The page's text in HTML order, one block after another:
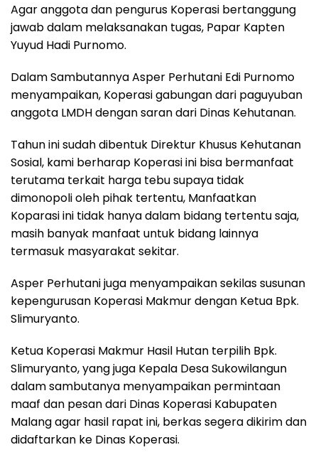
Agar anggota dan pengurus Koperasi bertanggung
jawab dalam melaksanakan tugas, Papar Kapten
Yuyud Hadi Purnomo.
Dalam Sambutannya Asper Perhutani Edi Purnomo
menyampaikan, Koperasi gabungan dari paguyuban
anggota LMDH dengan saran dari Dinas Kehutanan.
Tahun ini sudah dibentuk Direktur Khusus Kehutanan
Sosial, kami berharap Koperasi ini bisa bermanfaat
terutama terkait harga tebu supaya tidak
dimonopoli oleh pihak tertentu, Manfaatkan
Koparasi ini tidak hanya dalam bidang tertentu saja,
masih banyak manfaat untuk bidang lainnya
termasuk masyarakat sekitar.
Asper Perhutani juga menyampaikan sekilas susunan
kepengurusan Koperasi Makmur dengan Ketua Bpk.
Slimuryanto.
Ketua Koperasi Makmur Hasil Hutan terpilih Bpk.
Slimuryanto, yang juga Kepala Desa Sukowilangun
dalam sambutanya menyampaikan permintaan
maaf dan pesan dari Dinas Koperasi Kabupaten
Malang agar hasil rapat ini, berkas segera dikirim dan
didaftarkan ke Dinas Koperasi.